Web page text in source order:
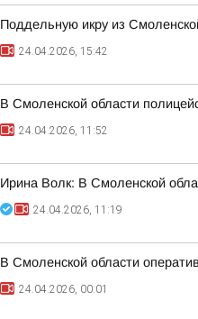
Поддельную икру из
24.04.2026, 15:42
В Смоленской области
24.04.2026, 11:52
Ирина Волк: В Смоленской
24.04.2026, 11:19
В Смоленской области
24.04.2026, 00:01